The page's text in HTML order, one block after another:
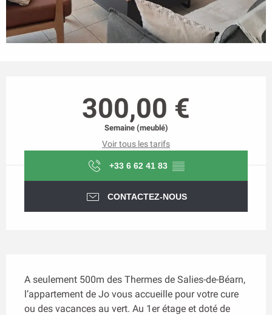
300,00 €
Semaine (meublé)
Voir tous les tarifs
+33 6 62 41 83 ▒▒
CONTACTEZ-NOUS
A seulement 500m des Thermes de Salies-de-Béarn,
l’appartement de Jo vous accueille pour votre cure
ou des vacances au vert. Au 1er étage et doté de